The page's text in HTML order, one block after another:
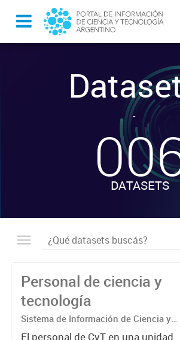
-
DATASETS
Personal de ciencia y
tecnología
Sistema de Información de Ciencia y
Tecnología Argentino (SICYTAR)
El personal de CyT en una unidad